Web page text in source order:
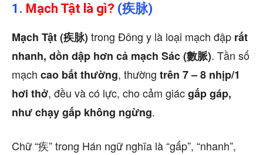
1. Mạch Tật là gì? (疾脉)
Mạch Tật (疾脉) trong Đông y là loại mạch đập rất
nhanh, dồn dập hơn cả mạch Sác (數脈). Tần số
mạch cao bất thường, thường trên 7 – 8 nhịp/1
hơi thở, đều và có lực, cho cảm giácgấp gáp,
như chạy gấp không ngừng.
Chữ “疾” trong Hán ngữ nghĩa là “gấp”, “nhanh”,